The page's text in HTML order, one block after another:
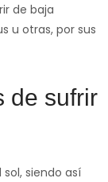
de baja
u otras, por sus
de sufrir
siendo así